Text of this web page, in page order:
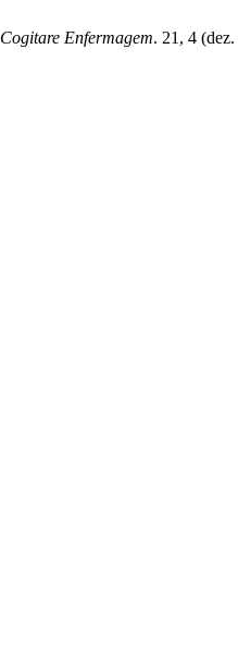
Cogitare Enfermagem. 21, 4